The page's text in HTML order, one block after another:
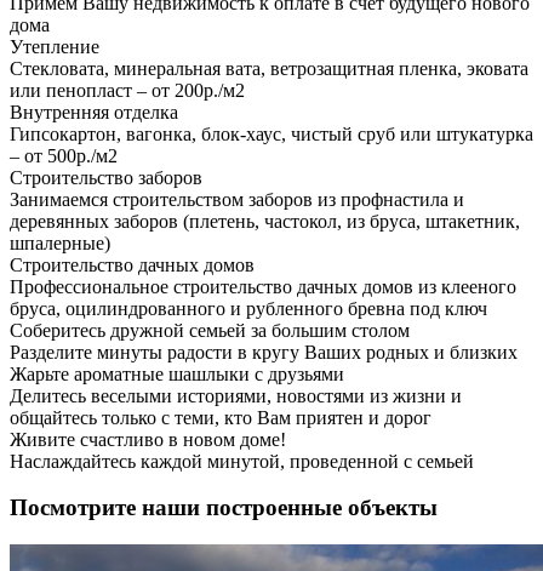
дома
Утепление
Стекловата, минеральная вата, ветрозащитная пленка, эковата
или пенопласт – от 200р./м2
Внутренняя отделка
Гипсокартон, вагонка, блок-хаус, чистый сруб или штукатурка
– от 500р./м2
Строительство заборов
Занимаемся строительством заборов из профнастила и
деревянных заборов (плетень, частокол, из бруса, штакетник,
шпалерные)
Строительство дачных домов
Профессиональное строительство дачных домов из клееного
бруса, оцилиндрованного и рубленного бревна под ключ
Соберитесь дружной семьей за большим столом
Разделите минуты радости в кругу Ваших родных и близких
Жарьте ароматные шашлыки с друзьями
Делитесь веселыми историями, новостями из жизни и
общайтесь только с теми, кто Вам приятен и дорог
Живите счастливо в новом доме!
Наслаждайтесь каждой минутой, проведенной с семьей
Посмотрите наши построенные объекты